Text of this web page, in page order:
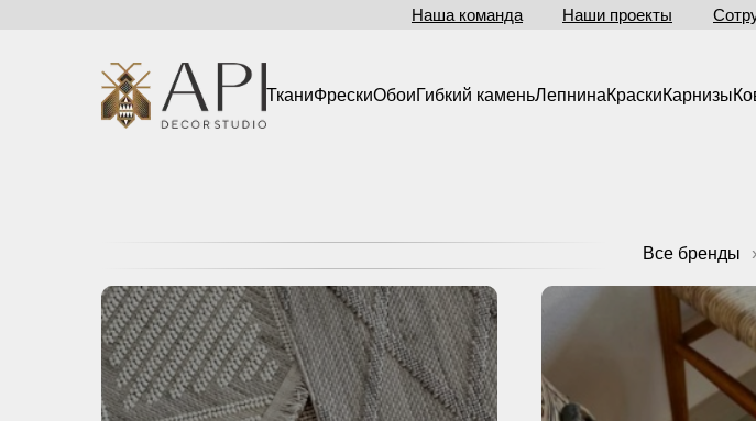
Наша команда Наши проекты
ТканиФрескиОбоиГибкий каменьЛепнинаКраскиКарнизы
Все бренды